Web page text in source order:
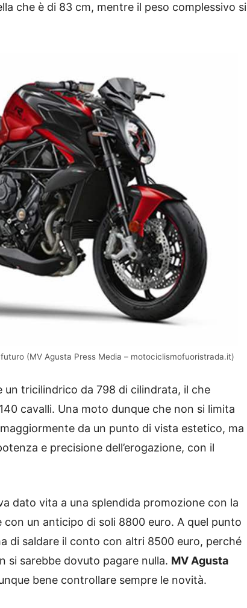
che è di 83 cm, mentre il peso complessivo si
(MV Agusta Press Media – motociclismofuoristrada.it)
tricilindrico da 798 di cilindrata, il che
cavalli. Una moto dunque che non si limita
da un punto di vista estetico, ma
e precisione dell’erogazione, con il
dato vita a una splendida promozione con la
un anticipo di soli 8800 euro. A quel punto
di saldare il conto con altri 8500 euro, perché
si sarebbe dovuto pagare nulla. MV Agusta
bene controllare sempre le novità.